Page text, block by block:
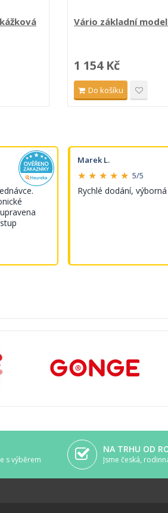
Vário základní
1 154 Kč
Do košíku
Marek L.
★ ★ ★ ★ ★ 5/5
Rychlé dodání,
s výběrem
NA TRHU OD
Jsme česká,